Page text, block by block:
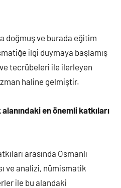
doğmuş ve burada eğitim
ilgi duymaya başlamış
tecrübeleri ile ilerleyen
haline gelmiştir.
en önemli katkıları
arasında Osmanlı
ve analizi, nümismatik
ile bu alandaki